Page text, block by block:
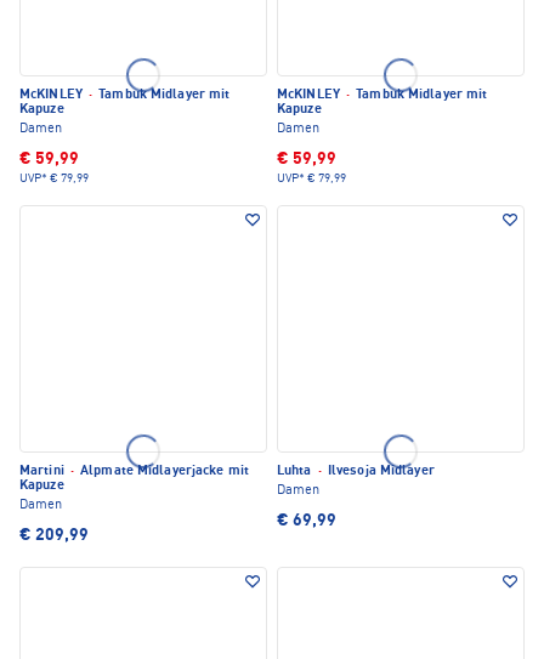
McKINLEY ·
Tambuk Midlayer mit
Kapuze
Damen
€ 59,99
UVP* € 79,99
McKINLEY ·
Tambuk Midlayer mit
Kapuze
Damen
€ 59,99
UVP* € 79,99
Martini · Alpmate Midlayerjacke mit
Kapuze
Damen
€ 209,99
Luhta · Ilvesoja Midlayer
Damen
€ 69,99